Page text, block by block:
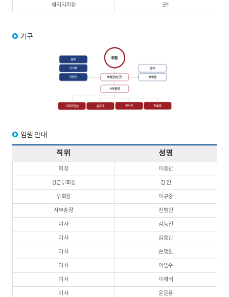
해외지회장 5인
기구
임원 안내
직위 성명
회 장 이종찬
상근부회장 김 진
부회장 이규중
사무총장 전병인
이 사 김능진
이 사 김용단
이 사 손명원
이 사 어임수
이 사 이해석
이 사 윤운용